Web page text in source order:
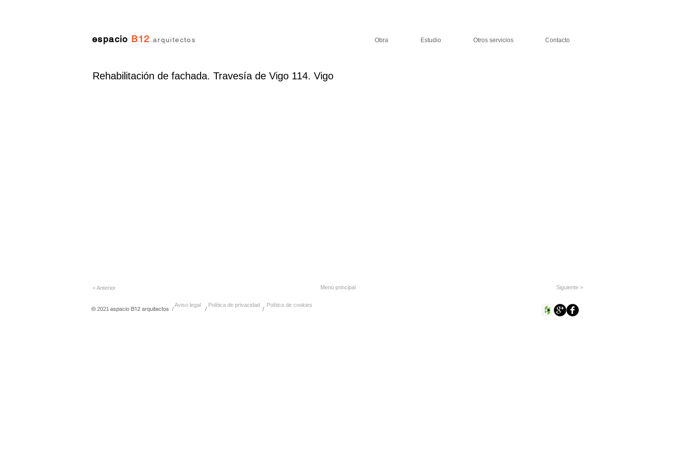
espacio B12 arquitectos Obra Estudio Otros servicios Contacto
Rehabilitación de fachada. Travesía de Vigo 114. Vigo
< Anterior Menú principal Siguiente >
©2021 espacio B12 arquitectos / / /
Aviso legal Política de privacidad Política de cookies